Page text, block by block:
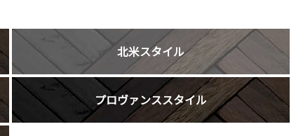
北米スタイル
プロヴァンススタイル